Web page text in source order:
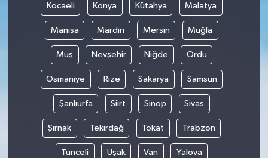
Kocaeli Konya Kütahya Malatya
Manisa Mardin Mersin Muğla
Muş Nevşehir Niğde Ordu
Osmaniye Rize Sakarya Samsun
Şanlıurfa Siirt Sinop Sivas
Şırnak Tekirdağ Tokat Trabzon
Tunceli Uşak Van Yalova